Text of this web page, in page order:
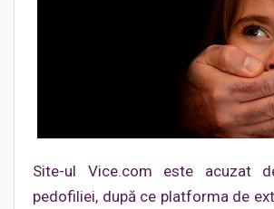
Site-ul Vice.com este acuzat
pedofiliei, după ce platforma de